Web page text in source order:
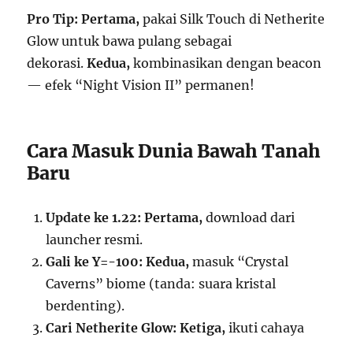
Pro Tip: Pertama, pakai Silk Touch di Netherite
Glow untuk bawa pulang sebagai
dekorasi.Kedua, kombinasikan dengan beacon
— efek “Night Vision II” permanen!
Cara Masuk Dunia Bawah Tanah
Baru
Update ke 1.22: Pertama, download dari
launcher resmi.
Gali ke Y=-100: Kedua, masuk “Crystal
Caverns” biome (tanda: suara kristal
berdenting).
Cari Netherite Glow: Ketiga, ikuti cahaya